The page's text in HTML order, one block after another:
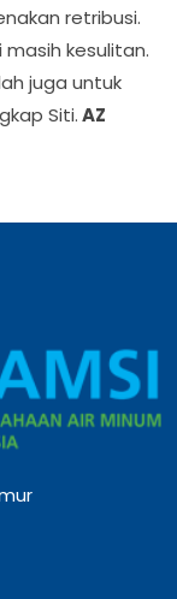
retribusi.
kesulitan.
juga untuk
Siti.AZ